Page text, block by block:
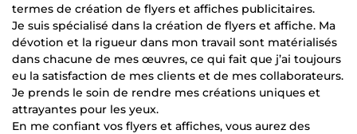
termes de création de flyers et affiches publicitaires.
Je suis spécialisé dans la création de flyers et affiche. Ma
dévotion et la rigueur dans mon travail sont matérialisés
dans chacune de mes œuvres, ce qui fait que j’ai toujours
eu la satisfaction de mes clients et de mes collaborateurs.
Je prends le soin de rendre mes créations uniques et
attrayantes pour les yeux.
En me confiant vos flyers et affiches, vous aurez des